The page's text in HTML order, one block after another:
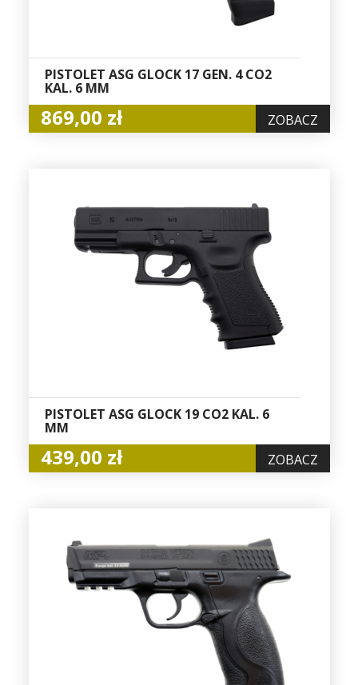
PISTOLET ASG GLOCK 17 GEN. 4 CO2
KAL. 6 MM
869,00 zł ZOBACZ
PISTOLET ASG GLOCK 19 CO2 KAL. 6
MM
439,00 zł ZOBACZ